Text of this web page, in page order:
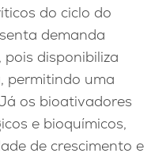
do ciclo do
demanda
disponibiliza
permitindo uma
os bioativadores
e bioquímicos,
de crescimento e